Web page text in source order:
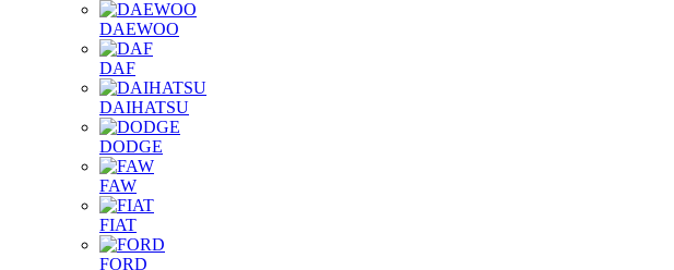
DAEWOO
DAF
DAIHATSU
DODGE
FAW
FIAT
FORD